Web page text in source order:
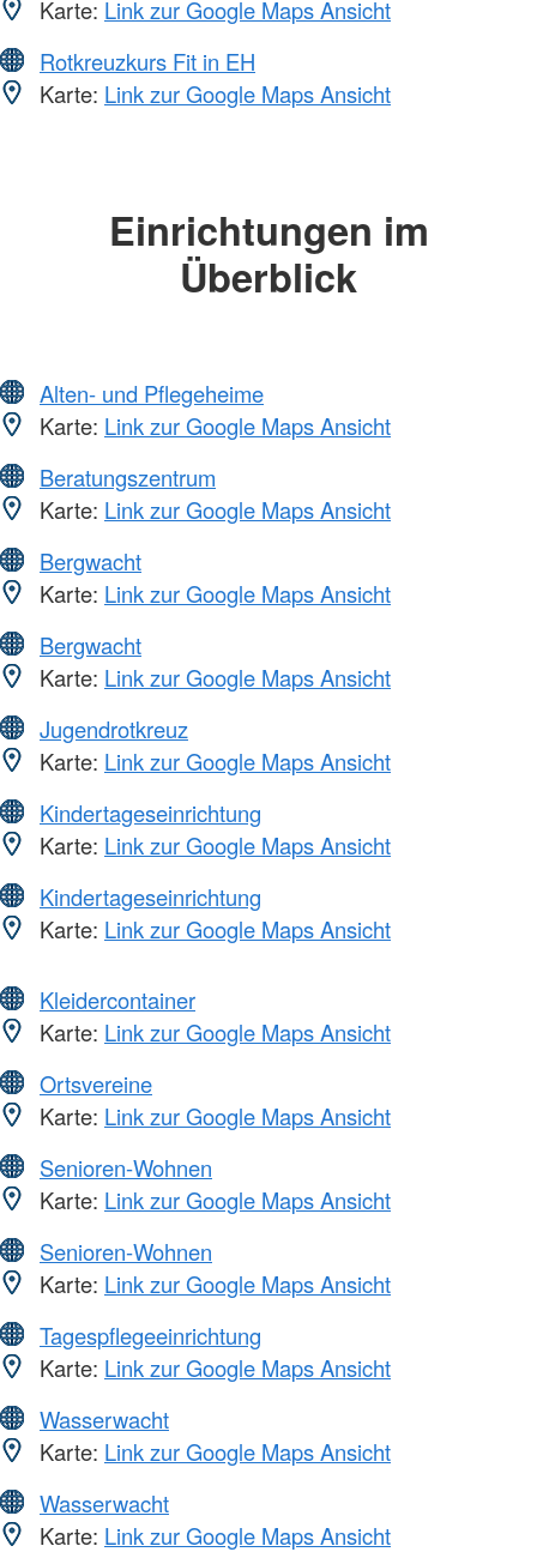
Karte: Link zur Google Maps Ansicht
Rotkreuzkurs Fit in EH
Karte: Link zur Google Maps Ansicht
Einrichtungen im
Überblick
Alten- und Pflegeheime
Karte: Link zur Google Maps Ansicht
Beratungszentrum
Karte: Link zur Google Maps Ansicht
Bergwacht
Karte: Link zur Google Maps Ansicht
Bergwacht
Karte: Link zur Google Maps Ansicht
Jugendrotkreuz
Karte: Link zur Google Maps Ansicht
Kindertageseinrichtung
Karte: Link zur Google Maps Ansicht
Kindertageseinrichtung
Karte: Link zur Google Maps Ansicht
Kleidercontainer
Karte: Link zur Google Maps Ansicht
Ortsvereine
Karte: Link zur Google Maps Ansicht
Senioren-Wohnen
Karte: Link zur Google Maps Ansicht
Senioren-Wohnen
Karte: Link zur Google Maps Ansicht
Tagespflegeeinrichtung
Karte: Link zur Google Maps Ansicht
Wasserwacht
Karte: Link zur Google Maps Ansicht
Wasserwacht
Karte: Link zur Google Maps Ansicht